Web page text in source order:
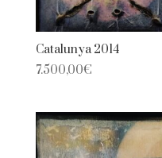
Catalunya 2014
7.500,00€